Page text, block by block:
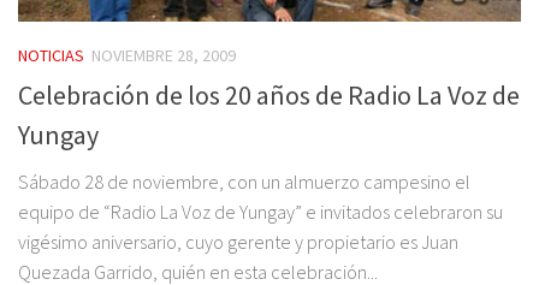
NOTICIAS NOVIEMBRE 28, 2009
Celebración de los 20 años de Radio La Voz de
Yungay
Sábado 28 de noviembre, con un almuerzo campesino el
equipo de “Radio La Voz de Yungay” e invitados celebraron su
vigésimo aniversario, cuyo gerente y propietario es Juan
Quezada Garrido, quién en esta celebración...